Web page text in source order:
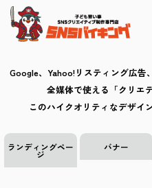
SNSバイキングと
料金
制作の流れ
Google、Yahoo!リスティング広告
全媒体で使える「クリエ
このハイクオリティなデザイ
ランディングペー
ジ
バナー